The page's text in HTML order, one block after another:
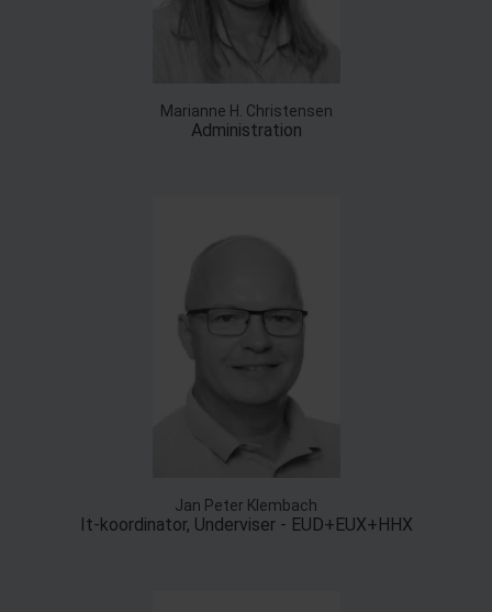
Marianne H. Christensen
Administration
Jan Peter Klembach
It-koordinator, Underviser - EUD+EUX+HHX